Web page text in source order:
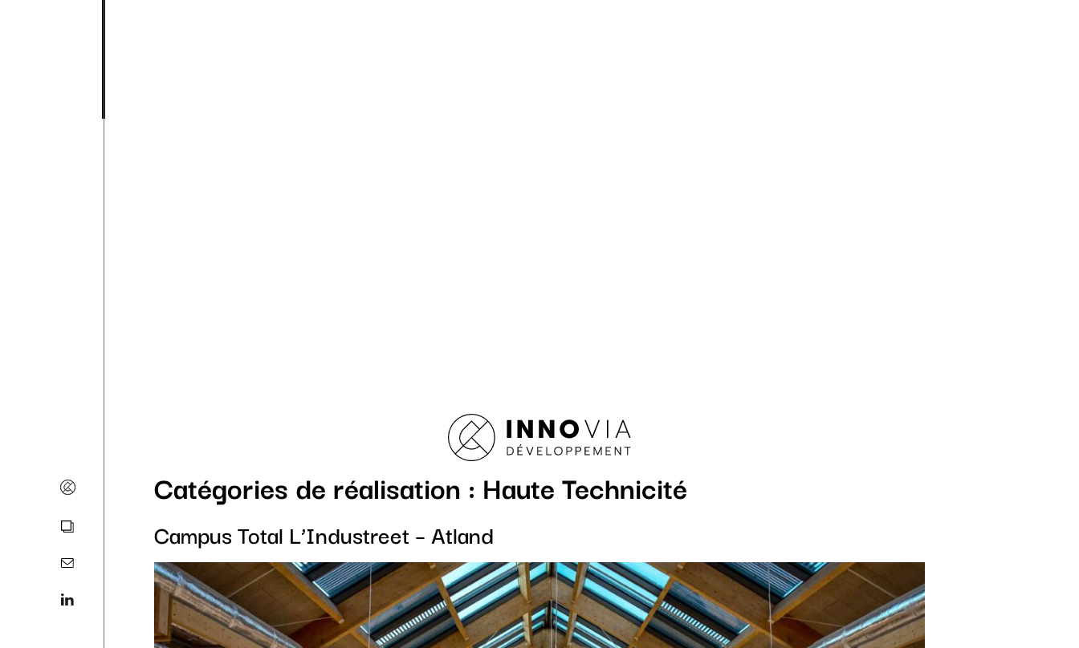
Catégories de réalisation : Haute Technicité
Campus Total L’Industreet – Atland